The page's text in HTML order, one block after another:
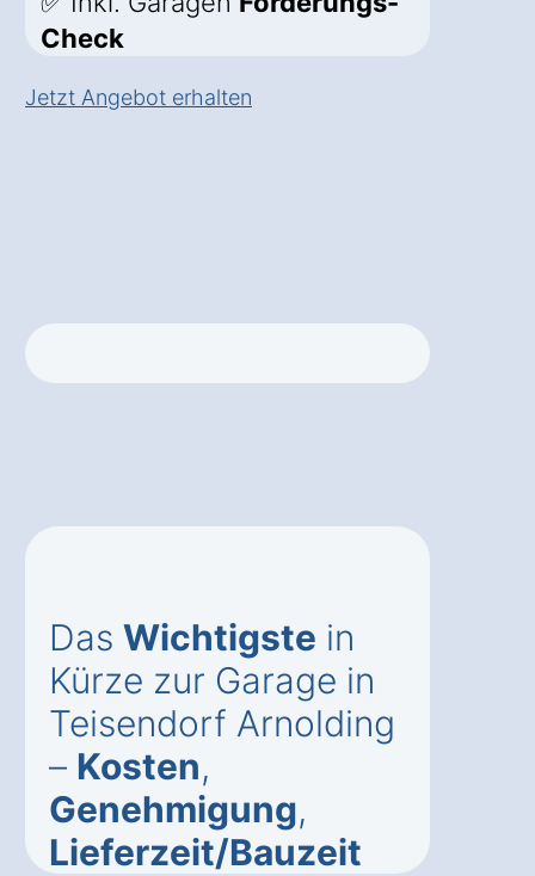
Check
Jetzt Angebot erhalten
Das Wichtigste in
Kürze zur Garage in
Teisendorf Arnolding
– Kosten,
Genehmigung,
Lieferzeit/Bauzeit